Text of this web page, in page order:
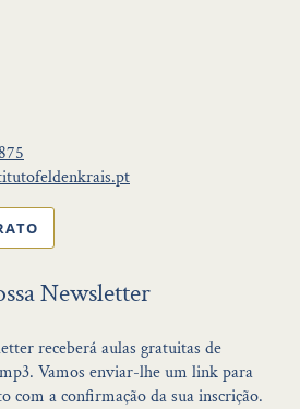
Newsletter
receberá aulas gratuitas de
Vamos enviar-lhe um link para
com a confirmação da sua inscrição.